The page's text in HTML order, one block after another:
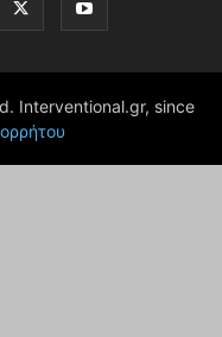
Interventional.gr, since